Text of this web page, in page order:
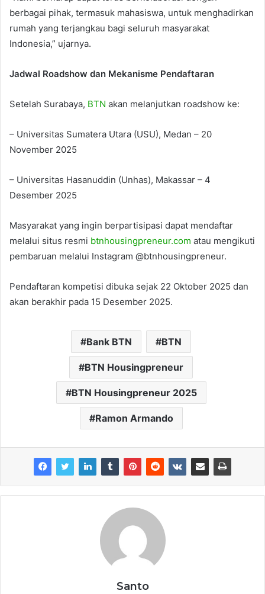
berbagai pihak, termasuk mahasiswa, untuk menghadirkan
rumah yang terjangkau bagi seluruh masyarakat
Indonesia,” ujarnya.
Jadwal Roadshow dan Mekanisme Pendaftaran
Setelah Surabaya, BTN akan melanjutkan roadshow ke:
– Universitas Sumatera Utara (USU), Medan – 20
November 2025
– Universitas Hasanuddin (Unhas), Makassar – 4
Desember 2025
Masyarakat yang ingin berpartisipasi dapat mendaftar
melalui situs resmi btnhousingpreneur.com atau mengikuti
pembaruan melalui Instagram @btnhousingpreneur.
Pendaftaran kompetisi dibuka sejak 22 Oktober 2025 dan
akan berakhir pada 15 Desember 2025.
Bank BTN BTN
BTN Housingpreneur
BTN Housingpreneur 2025
Ramon Armando
Santo